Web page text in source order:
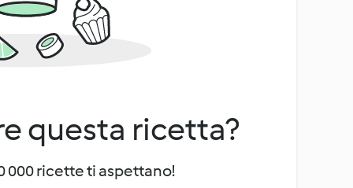
questa ricetta?
000 ricette ti aspettano!